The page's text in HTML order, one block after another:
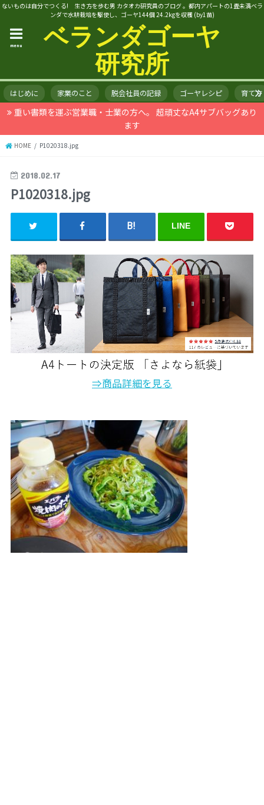
ないものは自分でつくる! 生き方を歩む男 カタオカ研究員のブログ 。都内アパートの1畳未満ベラ
ンダで水耕栽培を駆使し、ゴーヤ144個 24.2kgを収穫 (by1苗)
ベランダゴーヤ
研究所
menu
はじめに 家業のこと 脱会社員の記録 ゴーヤレシピ 育て方
重い書類を運ぶ営業職・士業の方へ。 超頑丈なA4サブバッグあり
ます
HOME P1020318.jpg
2018.02.17
P1020318.jpg
LINE
⇒商品詳細を見る